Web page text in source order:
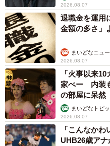
2026.08.07
退職金を運用
金額の多さ」
まいどなニュ
2026.08.07
「火事以来
家ぺー 内装
の部屋に呆然
まいどなトピ
2026.08.07
「こんなか
UHB26歳ア